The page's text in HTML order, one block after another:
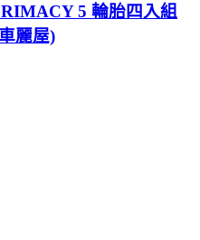
5 輪胎四入組
麗屋)